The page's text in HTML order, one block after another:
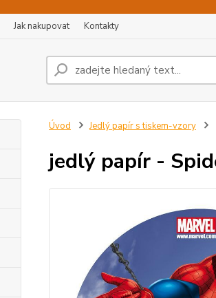
Jak nakupovat Kontakty
Úvod Jedlý papír s tiskem-vzory
jedlý papír -